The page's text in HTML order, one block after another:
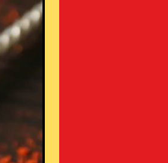
防ぎます。
チアシードはオメ
3 とオメガ 6 脂
康に良いオメガ
が非常に豊富で
剤 :- 酸化防止剤の
ため、フリーラ